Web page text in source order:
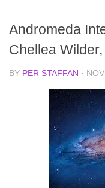
Andromeda
Chellea
BY PER STAFFAN ·